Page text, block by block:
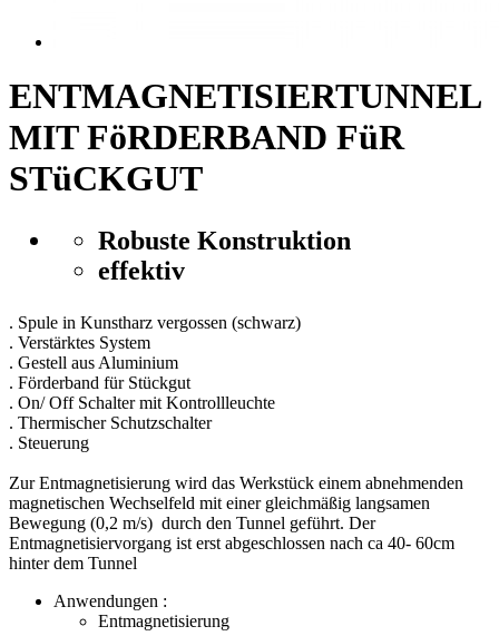
ENTMAGNETISIERTUNNEL
MIT FöRDERBAND FüR
STüCKGUT
Robuste Konstruktion
effektiv
. Spule in Kunstharz vergossen (schwarz)
. Verstärktes System
. Gestell aus Aluminium
. Förderband für Stückgut
. On/ Off Schalter mit Kontrollleuchte
. Thermischer Schutzschalter
. Steuerung
Zur Entmagnetisierung wird das Werkstück einem abnehmenden
magnetischen Wechselfeld mit einer gleichmäßig langsamen
Bewegung (0,2 m/s) durch den Tunnel geführt. Der
Entmagnetisiervorgang ist erst abgeschlossen nach ca 40- 60cm
hinter dem Tunnel
Anwendungen :
Entmagnetisierung